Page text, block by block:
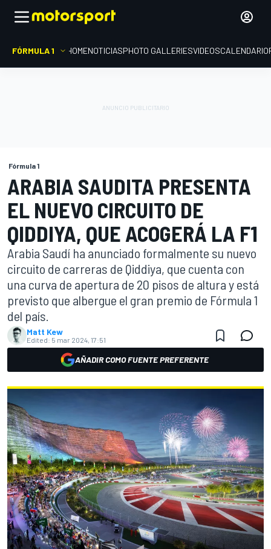
FÓRMULA 1 HOMENOTICIASPHOTO GALLERIESVIDEOSCALENDARIO
Fórmula 1
ARABIA SAUDITA PRESENTA
EL NUEVO CIRCUITO DE
QIDDIYA, QUE ACOGERÁ LA F1
Arabia Saudí ha anunciado formalmente su nuevo
circuito de carreras de Qiddiya, que cuenta con
una curva de apertura de 20 pisos de altura y está
previsto que albergue el gran premio de Fórmula 1
del país.
Matt Kew
Edited: 5 mar 2024, 17:51
AÑADIR COMO FUENTE PREFERENTE